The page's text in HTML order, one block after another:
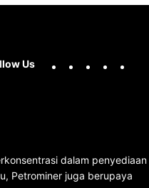
Us
dalam penyediaan
Petrominer juga berupaya